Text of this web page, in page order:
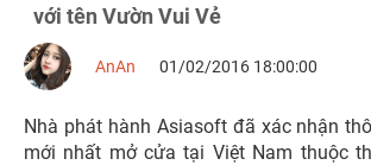
với tên Vườn Vui Vẻ
AnAn 01/02/2016 18:00:00
Nhà phát hành Asiasoft đã xác nhận
mới nhất mở cửa tại Việt Nam thuộc